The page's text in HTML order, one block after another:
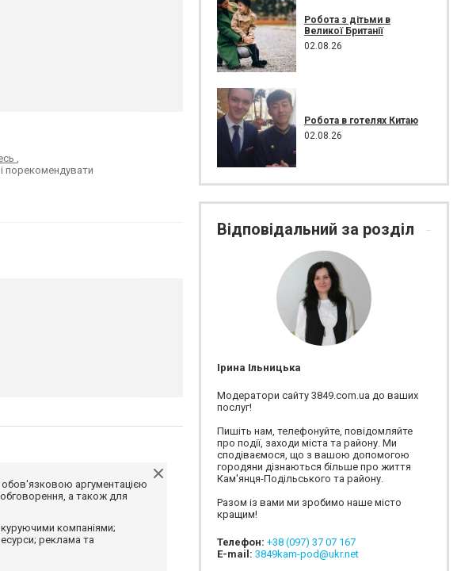
,
порекомендувати
обов'язковою аргументацією
а також для
компаніями;
реклама та
Робота з дітьми в
Великої Британії
02.08.26
Робота в готелях Китаю
02.08.26
Відповідальний за розділ
Ірина Ільницька
Модератори сайту 3849.com.ua до ваших
послуг!
Пишіть нам, телефонуйте, повідомляйте
про події, заходи міста та району. Ми
сподіваємося, що з вашою допомогою
городяни дізнаються більше про життя
Кам'янця-Подільського та району.
Разом із вами ми зробимо наше місто
кращим!
Телефон: +38 (097) 37 07 167
E-mail: 3849kam-pod@ukr.net